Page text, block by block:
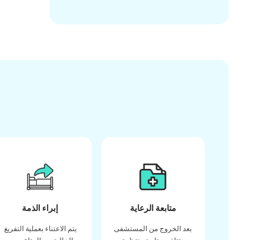
إبراء الذمة
يتم الاعتناء بعملية التفريغ
متابعة الرعاية
بعد الخروج من المستشفى